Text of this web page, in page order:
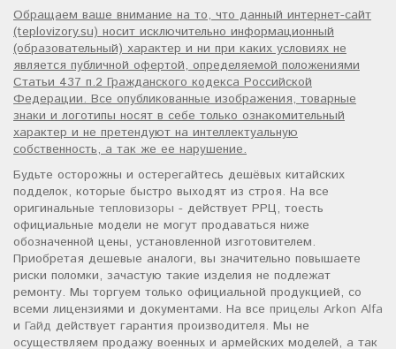
Обращаем ваше внимание на то, что данный интернет-сайт
(teplovizory.su) носит исключительно информационный
(образовательный) характер и ни при каких условиях не
является публичной офертой, определяемой положениями
Статьи 437 п.2 Гражданского кодекса Российской
Федерации. Все опубликованные изображения, товарные
знаки и логотипы носят в себе только ознакомительный
характер и не претендуют на интеллектуальную
собственность, а так же ее нарушение.
Будьте осторожны и остерегайтесь дешёвых китайских
подделок, которые быстро выходят из строя. На все
оригинальные тепловизоры - действует РРЦ, тоесть
официальные модели не могут продаваться ниже
обозначенной цены, установленной изготовителем.
Приобретая дешевые аналоги, вы значительно повышаете
риски поломки, зачастую такие изделия не подлежат
ремонту. Мы торгуем только официальной продукцией, со
всеми лицензиями и документами. На все прицелы Arkon Alfa
и Гайд действует гарантия производителя. Мы не
осуществляем продажу военных и армейских моделей, а так